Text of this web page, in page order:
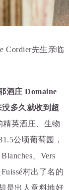
Cordier先生亲临
酒庄 Domaine
多久就收到超
精英酒庄、生物
公顷葡萄园，
、Vers
é村出了名的
是出人意料地好